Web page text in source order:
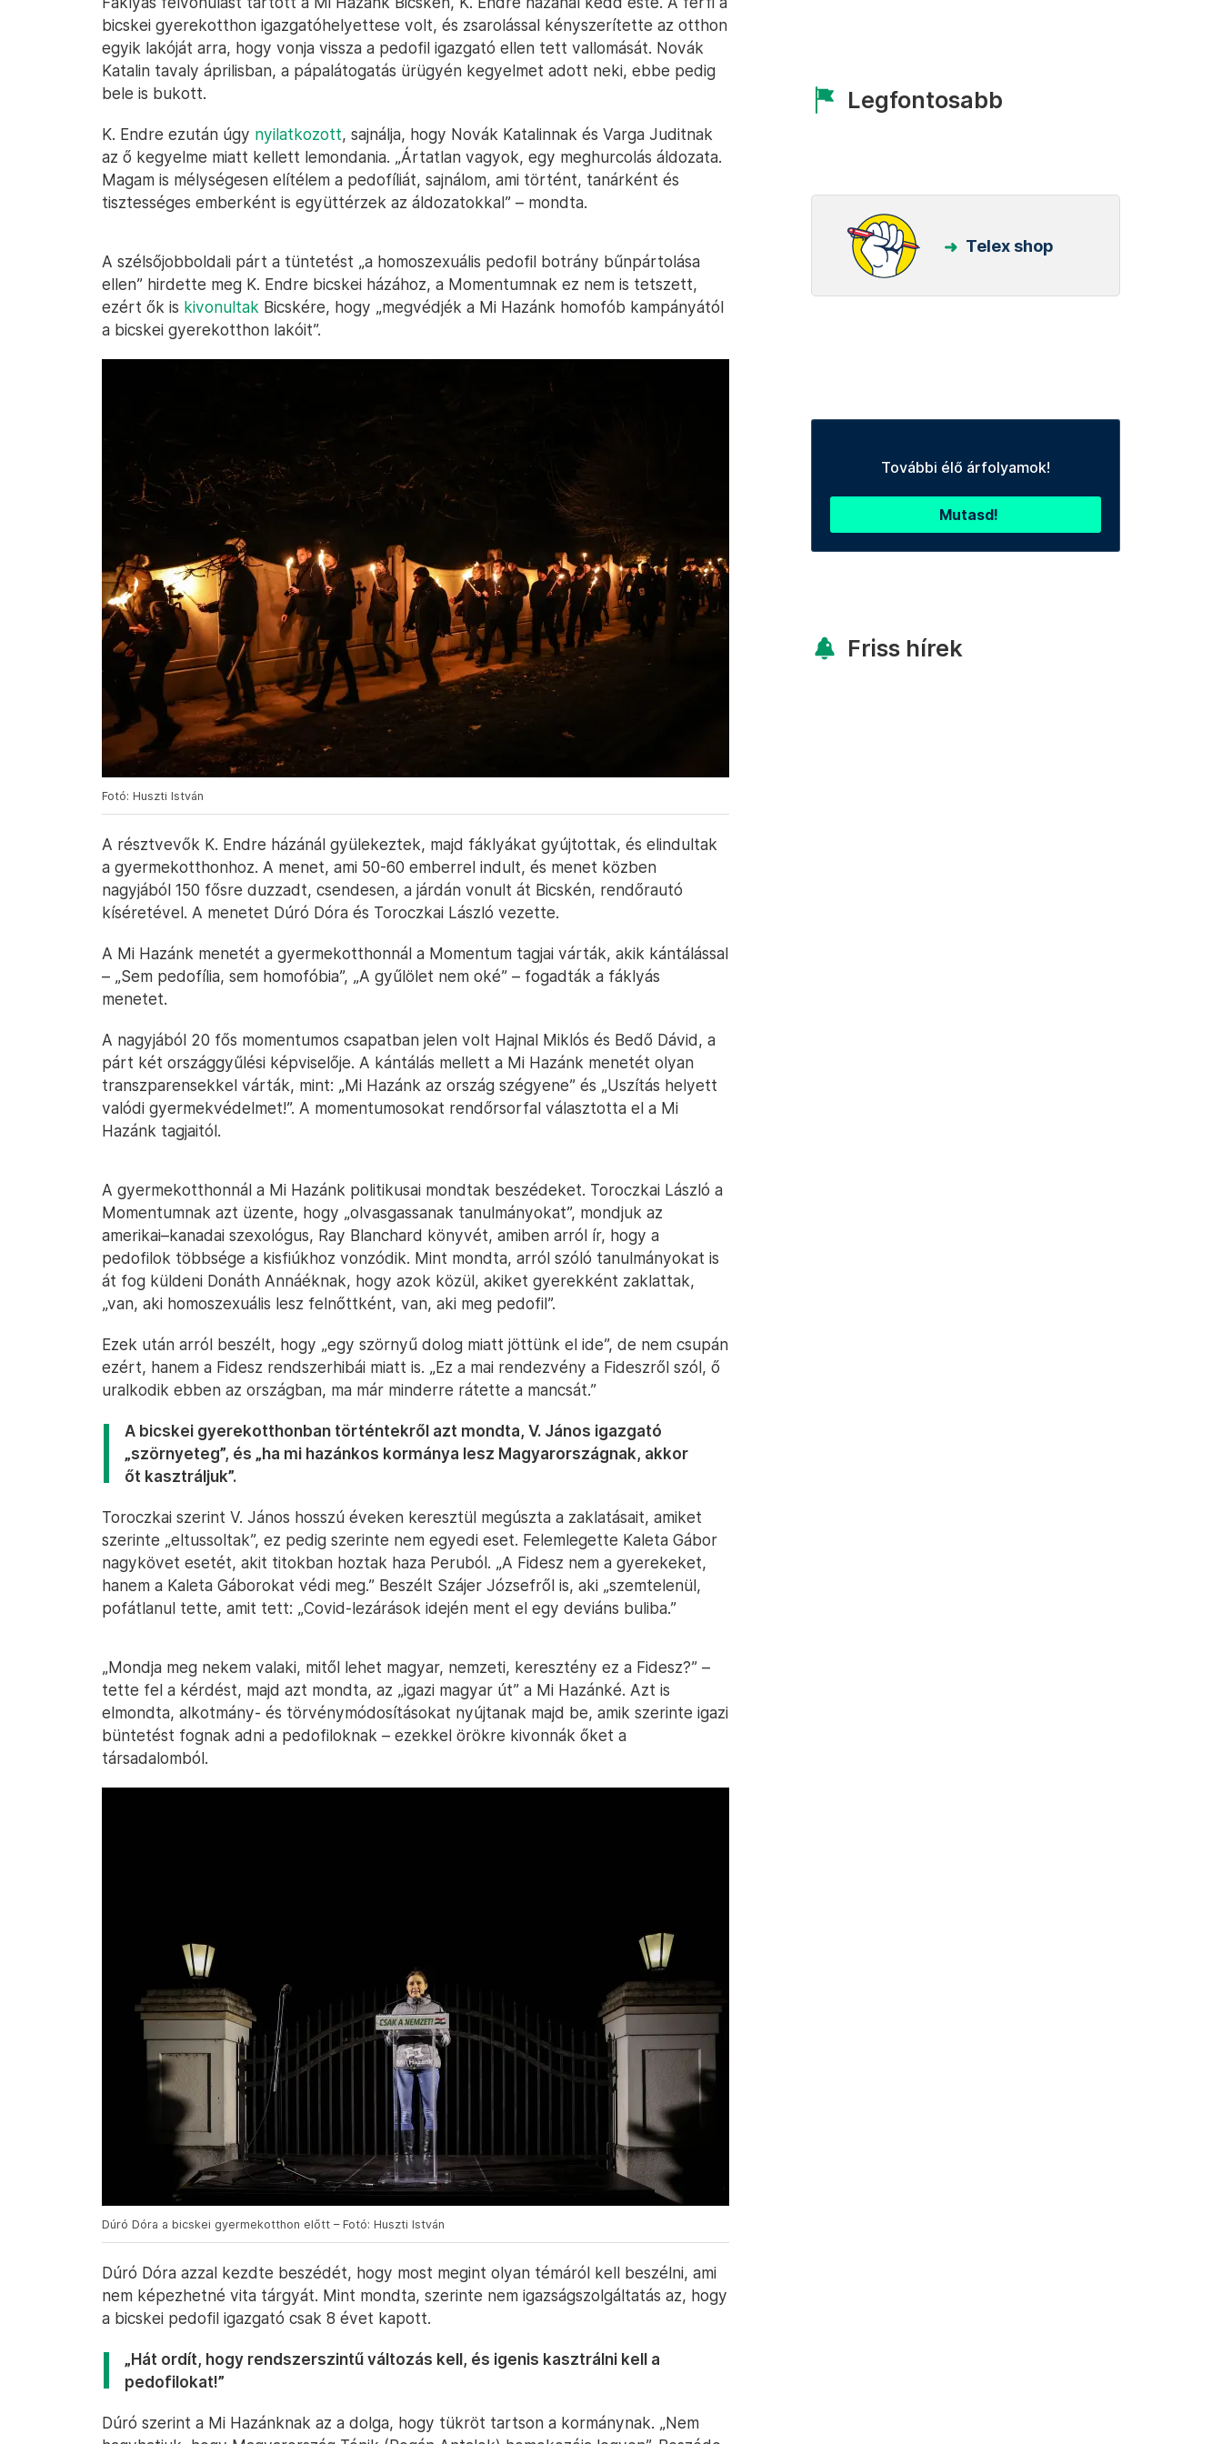
bicskei gyerekotthon igazgatóhelyettese volt, és zsarolással kényszerítette az otthon
egyik lakóját arra, hogy vonja vissza a pedofil igazgató ellen tett vallomását. Novák
Katalin tavaly áprilisban, a pápalátogatás ürügyén kegyelmet adott neki, ebbe pedig
bele is bukott.
K. Endre ezután úgy nyilatkozott, sajnálja, hogy Novák Katalinnak és Varga Juditnak
az ő kegyelme miatt kellett lemondania. „Ártatlan vagyok, egy meghurcolás áldozata.
Magam is mélységesen elítélem a pedofíliát, sajnálom, ami történt, tanárként és
tisztességes emberként is együttérzek az áldozatokkal” – mondta.
A szélsőjobboldali párt a tüntetést „a homoszexuális pedofil botrány bűnpártolása
ellen” hirdette meg K. Endre bicskei házához, a Momentumnak ez nem is tetszett,
ezért ők is kivonultak Bicskére, hogy „megvédjék a Mi Hazánk homofób kampányától
a bicskei gyerekotthon lakóit”.
Fotó: Huszti István
A résztvevők K. Endre házánál gyülekeztek, majd fáklyákat gyújtottak, és elindultak
a gyermekotthonhoz. A menet, ami 50-60 emberrel indult, és menet közben
nagyjából 150 fősre duzzadt, csendesen, a járdán vonult át Bicskén, rendőrautó
kíséretével. A menetet Dúró Dóra és Toroczkai László vezette.
A Mi Hazánk menetét a gyermekotthonnál a Momentum tagjai várták, akik kántálással
– „Sem pedofília, sem homofóbia”, „A gyűlölet nem oké” – fogadták a fáklyás
menetet.
A nagyjából 20 fős momentumos csapatban jelen volt Hajnal Miklós és Bedő Dávid, a
párt két országgyűlési képviselője. A kántálás mellett a Mi Hazánk menetét olyan
transzparensekkel várták, mint: „Mi Hazánk az ország szégyene” és „Uszítás helyett
valódi gyermekvédelmet!”. A momentumosokat rendőrsorfal választotta el a Mi
Hazánk tagjaitól.
A gyermekotthonnál a Mi Hazánk politikusai mondtak beszédeket. Toroczkai László a
Momentumnak azt üzente, hogy „olvasgassanak tanulmányokat”, mondjuk az
amerikai–kanadai szexológus, Ray Blanchard könyvét, amiben arról ír, hogy a
pedofilok többsége a kisfiúkhoz vonzódik. Mint mondta, arról szóló tanulmányokat is
át fog küldeni Donáth Annáéknak, hogy azok közül, akiket gyerekként zaklattak,
„van, aki homoszexuális lesz felnőttként, van, aki meg pedofil”.
Ezek után arról beszélt, hogy „egy szörnyű dolog miatt jöttünk el ide”, de nem csupán
ezért, hanem a Fidesz rendszerhibái miatt is. „Ez a mai rendezvény a Fideszről szól, ő
uralkodik ebben az országban, ma már minderre rátette a mancsát.”
A bicskei gyerekotthonban történtekről azt mondta, V. János igazgató
„szörnyeteg”, és „ha mi hazánkos kormánya lesz Magyarországnak, akkor
őt kasztráljuk”.
Toroczkai szerint V. János hosszú éveken keresztül megúszta a zaklatásait, amiket
szerinte „eltussoltak”, ez pedig szerinte nem egyedi eset. Felemlegette Kaleta Gábor
nagykövet esetét, akit titokban hoztak haza Peruból. „A Fidesz nem a gyerekeket,
hanem a Kaleta Gáborokat védi meg.” Beszélt Szájer Józsefről is, aki „szemtelenül,
pofátlanul tette, amit tett: „Covid-lezárások idején ment el egy deviáns buliba.”
„Mondja meg nekem valaki, mitől lehet magyar, nemzeti, keresztény ez a Fidesz?” –
tette fel a kérdést, majd azt mondta, az „igazi magyar út” a Mi Hazánké. Azt is
elmondta, alkotmány- és törvénymódosításokat nyújtanak majd be, amik szerinte igazi
büntetést fognak adni a pedofiloknak – ezekkel örökre kivonnák őket a
társadalomból.
Dúró Dóra a bicskei gyermekotthon előtt – Fotó: Huszti István
Dúró Dóra azzal kezdte beszédét, hogy most megint olyan témáról kell beszélni, ami
nem képezhetné vita tárgyát. Mint mondta, szerinte nem igazságszolgáltatás az, hogy
a bicskei pedofil igazgató csak 8 évet kapott.
„Hát ordít, hogy rendszerszintű változás kell, és igenis kasztrálni kell a
pedofilokat!”
Dúró szerint a Mi Hazánknak az a dolga, hogy tükröt tartson a kormánynak. „Nem
Legfontosabb
Telex shop
További élő árfolyamok!
Mutasd!
Friss hírek